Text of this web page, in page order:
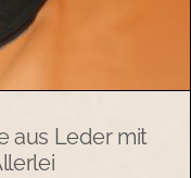
aus Leder mit
Allerlei